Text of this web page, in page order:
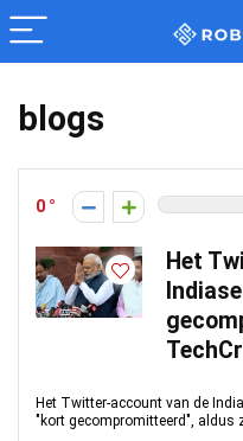
blogs
0
Het
Het Twitter-account van de
"kort gecompromitteerd", aldus